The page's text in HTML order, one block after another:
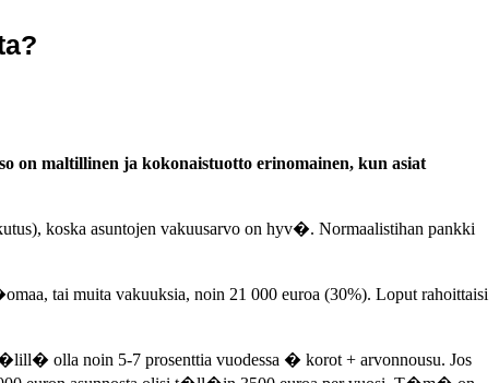
maltillinen ja kokonaistuotto erinomainen, kun asiat
koska asuntojen vakuusarvo on hyv�. Normaalistihan pankki
tai muita vakuuksia, noin 21 000 euroa (30%). Loput rahoittaisi
olla noin 5-7 prosenttia vuodessa � korot + arvonnousu. Jos